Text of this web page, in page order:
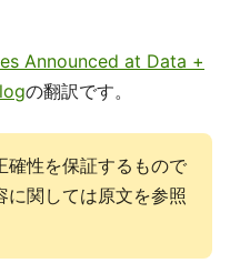
Announced at Data +
の翻訳です。
確性を保証するもので
に関しては原文を参照